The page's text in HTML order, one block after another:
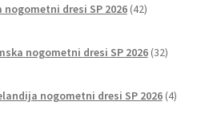
nogometni dresi SP 2026 42izdelkov
nogometni dresi SP 2026 32izdelkov
nogometni dresi SP 2026 4izdelki